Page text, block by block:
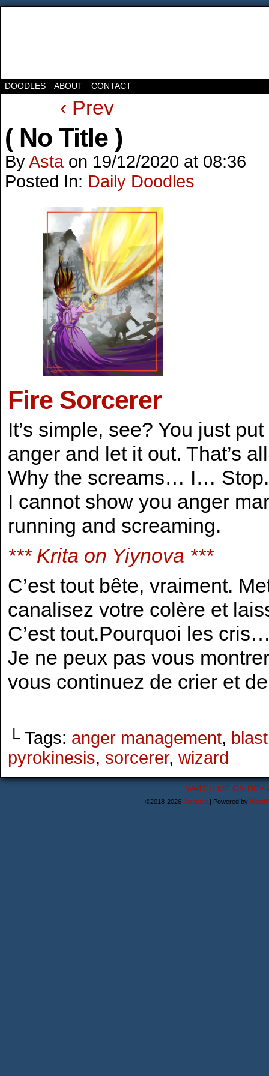
DOODLES ABOUT CONTACT
‹ Prev
( No Title )
ByAsta on 19/12/2020 at 08:36
Posted In: Daily Doodles
Fire Sorcerer
It’s simple, see? You just
anger and let it out. That’s
Why the screams… I…
I cannot show you anger
running and screaming.
*** Krita on Yiynova ***
C’est tout bête, vraiment.
canalisez votre colère et
C’est tout.Pourquoi les
Je ne peux pas vous
vous continuez de crier et
└ Tags: anger management, blast
pyrokinesis, sorcerer, wizard
WATCH ME ON
©2018-2026Astanael | Powered by